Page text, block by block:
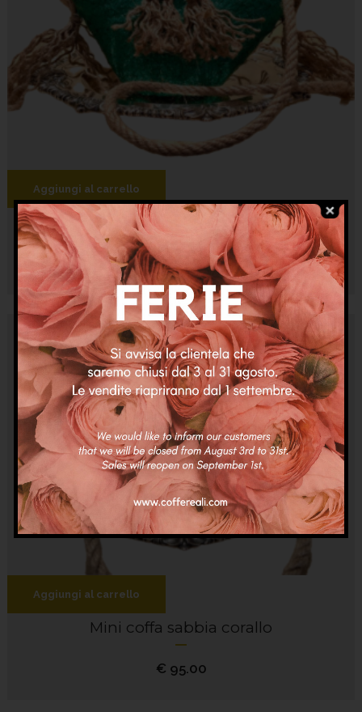
Aggiungi al carrello
Mini coffa sabbia smeraldo
€95.00
Aggiungi al carrello
Mini coffa sabbia corallo
€ 95.00